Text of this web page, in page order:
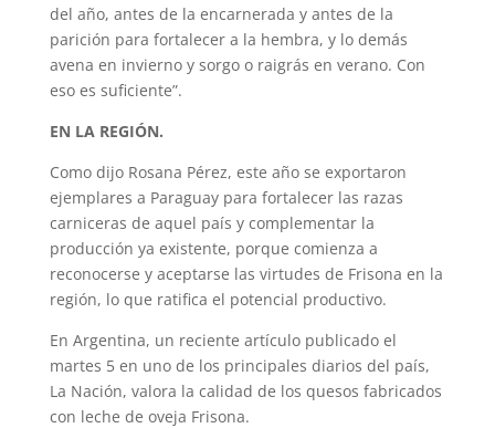
del año, antes de la encarnerada y antes de la
parición para fortalecer a la hembra, y lo demás
avena en invierno y sorgo o raigrás en verano. Con
eso es suficiente”.
EN LA REGIÓN.
Como dijo Rosana Pérez, este año se exportaron
ejemplares a Paraguay para fortalecer las razas
carniceras de aquel país y complementar la
producción ya existente, porque comienza a
reconocerse y aceptarse las virtudes de Frisona en la
región, lo que ratifica el potencial productivo.
En Argentina, un reciente artículo publicado el
martes 5 en uno de los principales diarios del país,
La Nación, valora la calidad de los quesos fabricados
con leche de oveja Frisona.